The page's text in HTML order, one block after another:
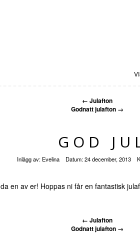
← Julafton
Godnatt julafton →
GOD
Inlägg av: Evelina Datum:24 december, 2013
en av er! Hoppas ni får en fantastisk
← Julafton
Godnatt julafton →